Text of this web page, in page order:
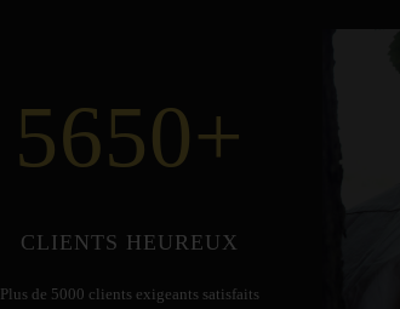
5650+
CLIENTS HEUREUX
Plus de 5000 clients exigeants satisfaits